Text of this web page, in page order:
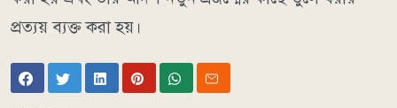
প্রত্যয় ব্যক্ত করা হয়।